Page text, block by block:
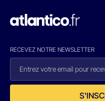
RECEVEZ NOTRE NEWSLETTER